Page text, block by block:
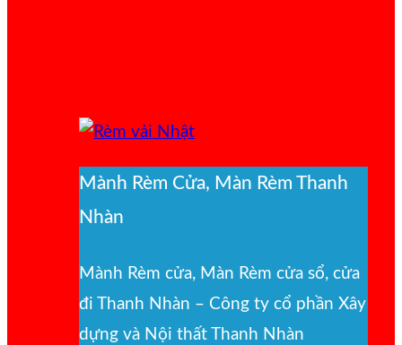
Mành Rèm Cửa, Màn Rèm Thanh
Nhàn
Mành Rèm cửa, Màn Rèm cửa sổ, cửa
đi Thanh Nhàn – Công ty cổ phần Xây
dựng và Nội thất Thanh Nhàn